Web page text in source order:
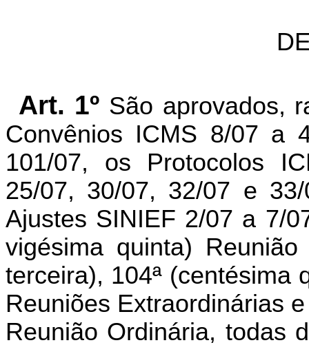
Art. 1º São aprovados,
Convênios ICMS 8/07 a
101/07, os Protocolos
25/07, 30/07, 32/07 e
Ajustes SINIEF 2/07 a 7/
vigésima quinta)
terceira), 104ª (centésima
Reuniões Extraordinárias
Reunião Ordinária, todas